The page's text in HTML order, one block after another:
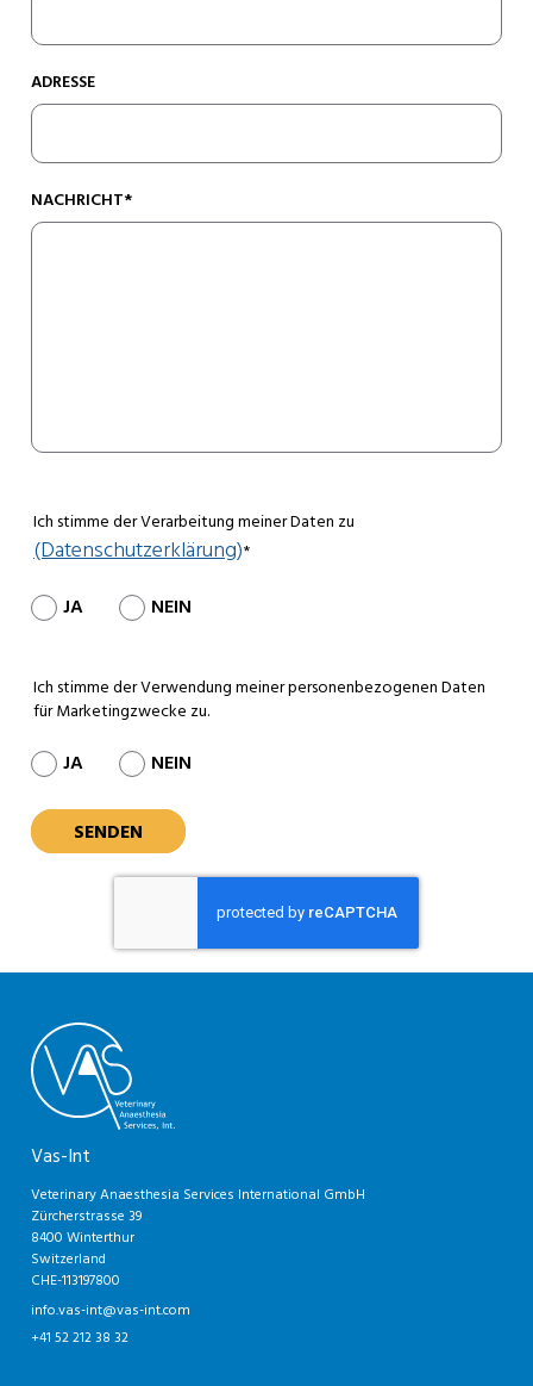
ADRESSE
NACHRICHT*
Ich stimme der Verarbeitung meiner Daten zu
(Datenschutzerklärung)*
JA NEIN
Ich stimme der Verwendung meiner personenbezogenen Daten
für Marketingzwecke zu.
JA NEIN
Vas-Int
Veterinary Anaesthesia Services International GmbH
Zürcherstrasse 39
8400 Winterthur
Switzerland
CHE-113197800
info.vas-int@vas-int.com
+41 52 212 38 32